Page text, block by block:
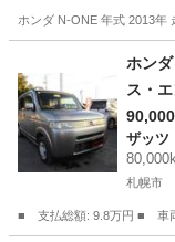
ホンダ N-ONE 年式 2013年
釧
ホン
ス・
ザッツ
札幌市
■ 支払総額: 9.8万円 ■ 車